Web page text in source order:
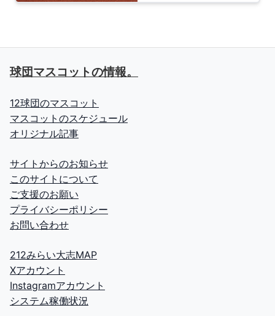
球団マスコットの情報。
12球団のマスコット
マスコットのスケジュール
オリジナル記事
サイトからのお知らせ
このサイトについて
ご支援のお願い
プライバシーポリシー
お問い合わせ
212みらい大志MAP
Xアカウント
Instagramアカウント
システム稼働状況